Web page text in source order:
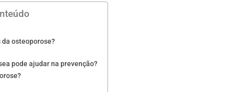
da osteoporose?
pode ajudar na prevenção?